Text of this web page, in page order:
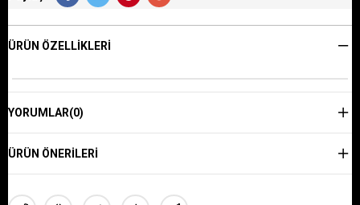
ÜRÜN ÖZELLIKLERI
YORUMLAR(0)
ÜRÜN ÖNERILERI